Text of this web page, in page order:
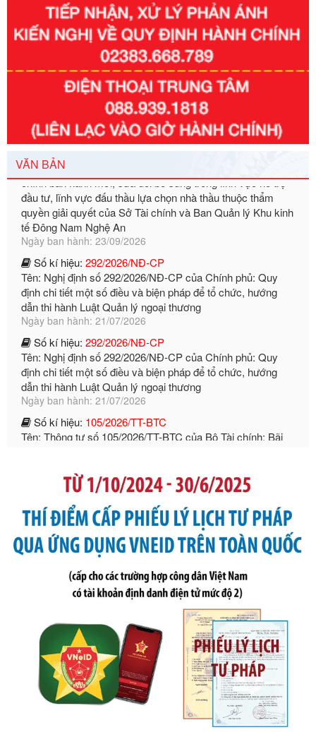
VĂN BẢN
Số kí hiệu:351/2025/NĐ-CP
Tên: Nghị định số 351/2025/NĐ-CP của Chính phủ: Quy
định chuẩn nghèo đa chiều quốc gia giai đoạn 2026 - 2030
Ngày ban hành: 29/12/2026
Số kí hiệu:3014/QĐ-UBND
Tên: Quyết định về việc công bố danh mục thủ tục hành
chính ban hành mới, sửa đổi bổ sung trong lĩnh vực hỗ trợ
đầu tư, lĩnh vực đấu thầu lựa chọn nhà thầu thuộc thẩm
quyền giải quyết của Sở Tài chính và Ban Quản lý Khu kinh
tế Đông Nam Nghệ An
Ngày ban hành: 23/09/2026
Số kí hiệu:292/2026/NĐ-CP
Tên: Nghị định số 292/2026/NĐ-CP của Chính phủ: Quy
định chi tiết một số điều và biện pháp để tổ chức, hướng
dẫn thi hành Luật Quản lý ngoại thương
Ngày ban hành: 21/07/2026
Số kí hiệu:292/2026/NĐ-CP
Tên: Nghị định số 292/2026/NĐ-CP của Chính phủ: Quy
định chi tiết một số điều và biện pháp để tổ chức, hướng
dẫn thi hành Luật Quản lý ngoại thương
Ngày ban hành: 21/07/2026
Số kí hiệu:105/2026/TT-BTC
Tên: Thông tư số 105/2026/TT-BTC của Bộ Tài chính: Bãi
bỏ Thông tư số 87/2019/TT- BТC ngày 19 tháng 12 năm
2019 của Bộ trưởng Bộ Tài chính hướng dẫn thực hiện xử
phạt vi phạm hành chính trong lĩnh vực kho bạc nhà nước
Ngày ban hành: 21/07/2026
Tên: Nghị định số 291/2026/NĐ-CP của Chính phủ: Sửa
đổi, bổ sung một số điều của Nghị định số 125/2020/NĐ-СР
ngày 19 tháng 10 năm 2020 của Chính phủ quy định xử
phạt vi phạm hành chính về thuế, hóa đơn được sửa đổi, bổ
sung bởi Nghị định số 102/2021/NĐ-CP
Ngày ban hành: 20/07/2026
Số kí hiệu:
2303/QĐ-UBND
Tên: Quyết định công bố Danh mục thủ tục hành chính mới
ban hành, được sửa đổi, bổ sung, bị bãi bỏ và phê duyệt
Quy trình nội bộ, quy trình điện tử giải quyết thủ tục hành
chính trong một số lĩnh vực thuộc phạm vi chức năng quản
lý của Sở Văn hóa, Thể tha
Ngày ban hành: 01/06/2026
Số kí hiệu:2304/QĐ-UBND
Tên: Quyết định công bố Danh mục thủ tục hành chính
được sửa đổi, bổ sung và phê duyệt Quy trình nội bộ, quy
trình điện tử giải quyết thủ tục hành chính trong lĩnh vực Du